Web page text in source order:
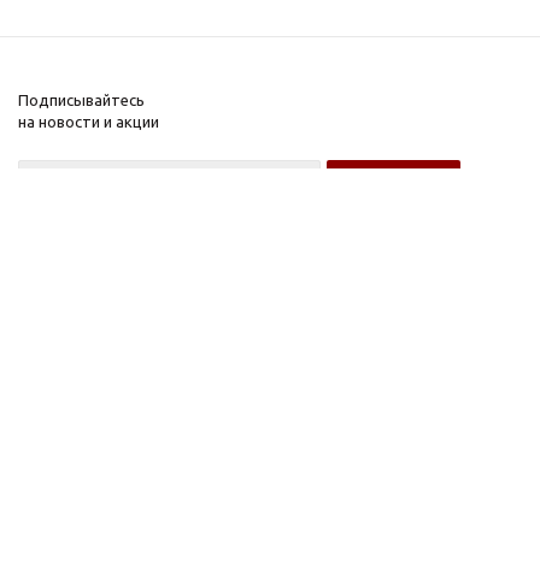
Подписывайтесь
на новости и акции